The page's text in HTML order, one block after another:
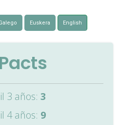
Euskera English
Pacts
3 años: 3
4 años: 9